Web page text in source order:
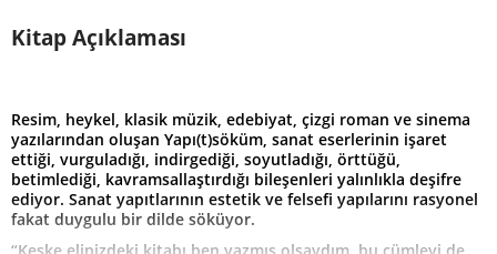
Kitap Açıklaması
Resim, heykel, klasik müzik, edebiyat, çizgi roman ve sinema
yazılarından oluşan Yapı(t)söküm, sanat eserlerinin işaret
ettiği, vurguladığı, indirgediği, soyutladığı, örttüğü,
betimlediği, kavramsallaştırdığı bileşenleri yalınlıkla deşifre
ediyor. Sanat yapıtlarının estetik ve felsefi yapılarını rasyonel
fakat duygulu bir dilde söküyor.